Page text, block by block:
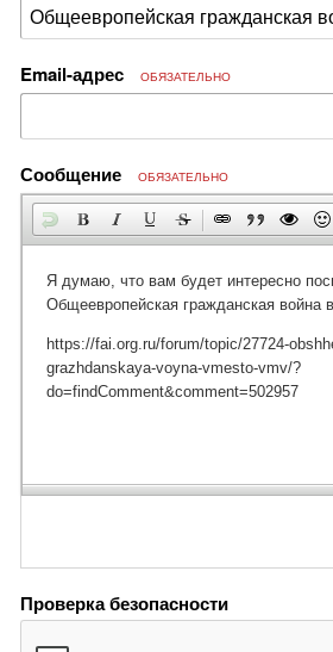
Email-адрес ОБЯЗАТЕЛЬНО
Сообщение ОБЯЗАТЕЛЬНО
Проверка безопасности